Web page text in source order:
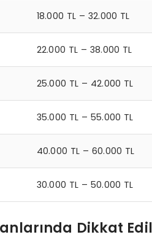
18.000 TL – 32.000 TL
22.000 TL – 38.000 TL
25.000 TL – 42.000 TL
35.000 TL – 55.000 TL
40.000 TL – 60.000 TL
30.000 TL – 50.000 TL
Dikkat